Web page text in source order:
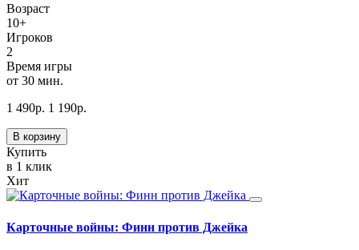
Возраст
10+
Игроков
2
Время игры
от 30 мин.
1 490р. 1 190р.
В корзину
Купить
в 1 клик
Хит
Карточные войны: Финн против Джейка